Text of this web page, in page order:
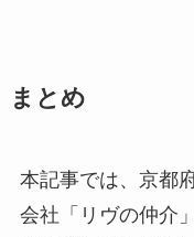
まとめ
本記事では、京都
会社「リヴの仲介